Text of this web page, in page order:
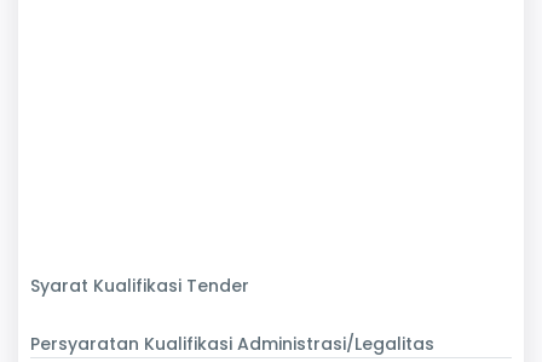
Syarat Kualifikasi Tender
Persyaratan Kualifikasi Administrasi/Legalitas